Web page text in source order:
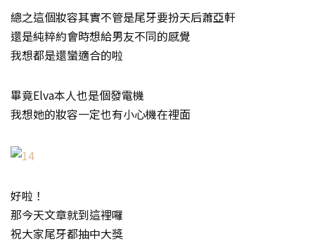
總之這個妝容其實不管是尾牙要扮天后蕭亞軒
還是純粹約會時想給男友不同的感覺
我想都是還蠻適合的啦
畢竟Elva本人也是個發電機
我想她的妝容一定也有小心機在裡面
好啦！
那今天文章就到這裡囉
祝大家尾牙都抽中大獎